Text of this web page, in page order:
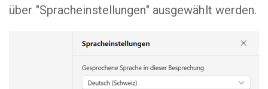
über "Spracheinstellungen" ausgewählt werden.